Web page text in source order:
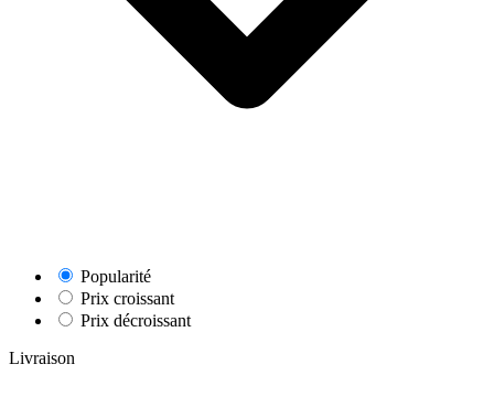
Popularité
Prix croissant
Prix décroissant
Livraison